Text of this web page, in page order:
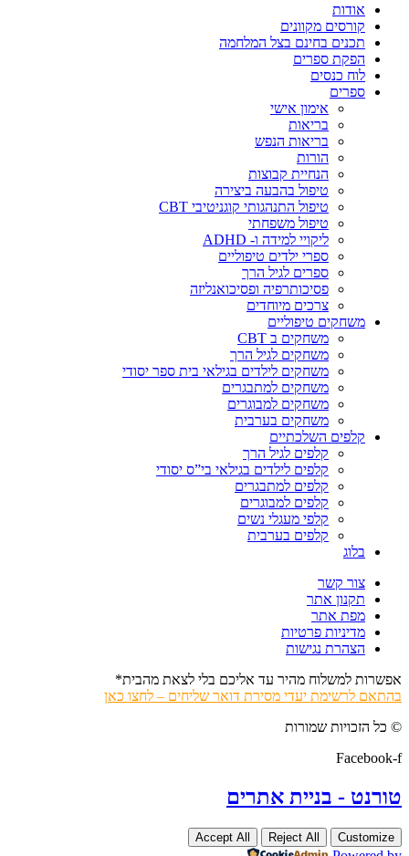
אודות
קורסים מקוונים
תכנים בחינם בצל המלחמה
הפקת ספרים
לוח כנסים
ספרים
אימון אישי
בריאות
בריאות הנפש
הורות
הנחיית קבוצות
טיפול בהבעה ביצירה
טיפול התנהגותי קוגניטיבי CBT
טיפול משפחתי
ליקויי למידה ו- ADHD
ספרי ילדים טיפוליים
ספרים לגיל הרך
פסיכותרפיה ופסיכואנליזה
צרכים מיוחדים
משחקים טיפוליים
משחקים ב CBT
משחקים לגיל הרך
משחקים לילדים בגילאי בית ספר יסודי
משחקים למתבגרים
משחקים למבוגרים
משחקים בערבית
קלפים השלכתיים
קלפים לגיל הרך
קלפים לילדים בגילאי בי”ס יסודי
קלפים למתבגרים
קלפים למבוגרים
קלפי מעגלי נשים
קלפים בערבית
בלוג
צור קשר
תקנון אתר
מפת אתר
מדיניות פרטיות
הצהרת נגישות
אפשרות למשלוח מהיר עד אליכם בלי לצאת מהבית*
בהתאם לרשימת יעדי מסירת דואר שליחים – לחצו כאן
© כל הזכויות שמורות
Facebook-f
טורנט - בניית אתרים
Customize
Reject All
Accept All